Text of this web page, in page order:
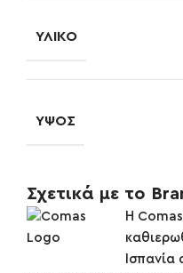
ΥΛΙΚΌ
ΎΨΟΣ
Σχετικά με το
Η